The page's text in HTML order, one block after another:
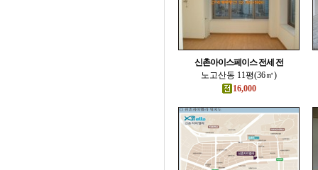
신촌아이스페이스 전세 전
노고산동 11평(36㎡)
16,000